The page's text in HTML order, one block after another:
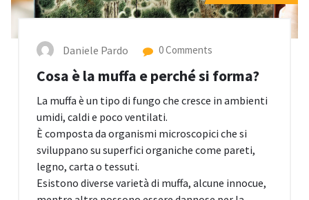
Daniele Pardo 0 Comments
Cosa è la muffa e perché si forma?
La muffa è un tipo di fungo che cresce in ambienti
umidi, caldi e poco ventilati.
È composta da organismi microscopici che si
sviluppano su superfici organiche come pareti,
legno, carta o tessuti.
Esistono diverse varietà di muffa, alcune innocue,